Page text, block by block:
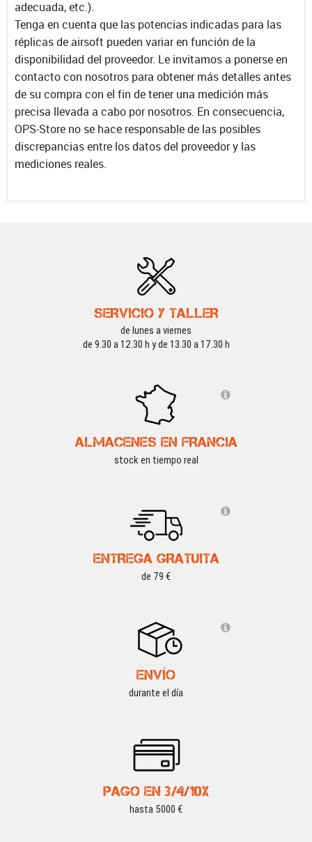
adecuada, etc.).
Tenga en cuenta que las potencias indicadas para las
réplicas de airsoft pueden variar en función de la
disponibilidad del proveedor. Le invitamos a ponerse en
contacto con nosotros para obtener más detalles antes
de su compra con el fin de tener una medición más
precisa llevada a cabo por nosotros. En consecuencia,
OPS-Store no se hace responsable de las posibles
discrepancias entre los datos del proveedor y las
mediciones reales.
SERVICIO Y TALLER
de lunes a viernes
de 9.30 a 12.30 h y de 13.30 a 17.30 h
ALMACENES EN FRANCIA
stock en tiempo real
ENTREGA GRATUITA
de 79 €
ENVÍO
durante el día
PAGO EN 3/4/10X
hasta 5000 €